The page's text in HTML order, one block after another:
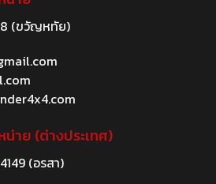
(ขวัญหทัย)
าย (ต่างประเทศ)
(อรสา)